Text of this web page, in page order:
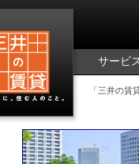
サービ
「三井の賃